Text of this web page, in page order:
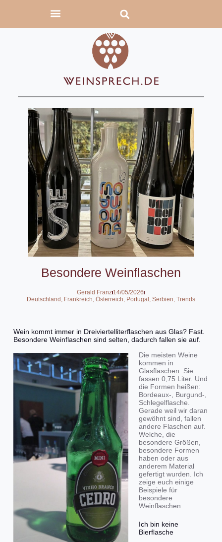
Besondere Weinflaschen
Gerald Franz14/05/2026
Deutschland , Frankreich, Österreich, Portugal , Serbien, Trends
Wein kommt immer in Dreiviertelliterflaschen aus Glas? Fast.
Besondere Weinflaschen sind selten, dadurch fallen sie auf.
Die meisten Weine
kommen in
Glasflaschen. Sie
fassen 0,75 Liter. Und
die Formen heißen:
Bordeaux-, Burgund-,
Schlegelflasche.
Gerade weil wir daran
gewöhnt sind, fallen
andere Flaschen auf.
Welche, die
besondere Größen,
besondere Formen
haben oder aus
anderem Material
gefertigt wurden. Ich
zeige euch einige
Beispiele für
besondere
Weinflaschen.
Ich bin keine
Bierflasche